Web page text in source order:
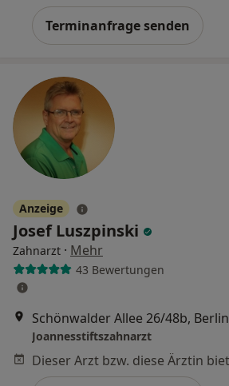
Terminanfrage senden
Anzeige
Josef Luszpinski
Zahnarzt · Mehr
43 Bewertungen
Schönwalder Allee 26/48b, Berlin
Joannesstiftszahnarzt